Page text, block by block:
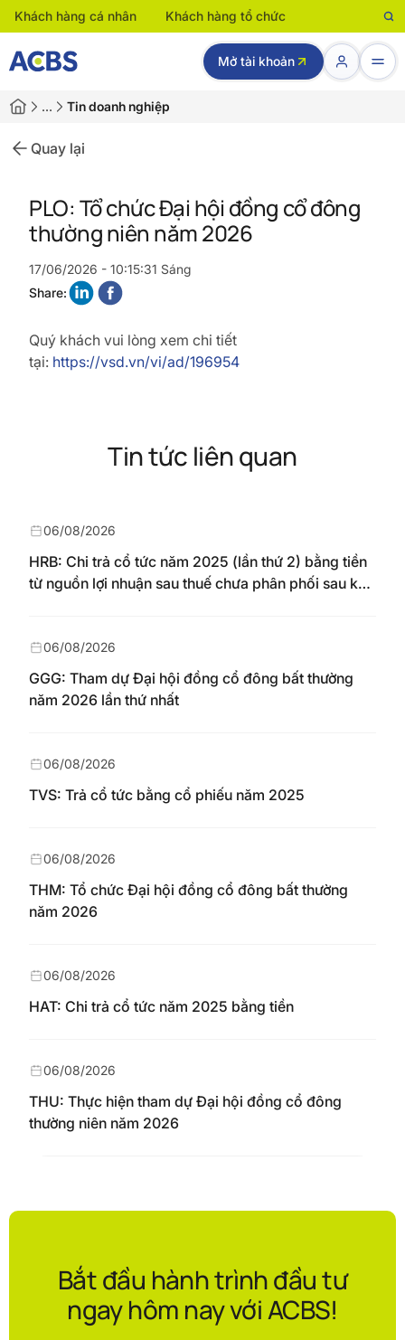
Khách hàng cá nhân Khách hàng tổ chức
Mở tài khoản
… Tin doanh nghiệp
Quay lại
PLO: Tổ chức Đại hội đồng cổ đông
thường niên năm 2026
17/06/2026 - 10:15:31 Sáng
Share:
Quý khách vui lòng xem chi tiết
tại: https://vsd.vn/vi/ad/196954
Tin tức liên quan
HRB: Chi trả cổ tức năm 2025 (lần thứ 2) bằng tiền
từ nguồn lợi nhuận sau thuế chưa phân phối sau khi
ngày 04/08/2026
06/08/2026
GGG: Tham dự Đại hội đồng cổ đông bất thường
năm 2026 lần thứ nhất
06/08/2026
TVS: Trả cổ tức bằng cổ phiếu năm 2025
06/08/2026
THM: Tổ chức Đại hội đồng cổ đông bất thường
năm 2026
06/08/2026
HAT: Chi trả cổ tức năm 2025 bằng tiền
06/08/2026
THU: Thực hiện tham dự Đại hội đồng cổ đông
thường niên năm 2026
06/08/2026
Bắt đầu hành trình đầu tư
ngay hôm nay với ACBS!